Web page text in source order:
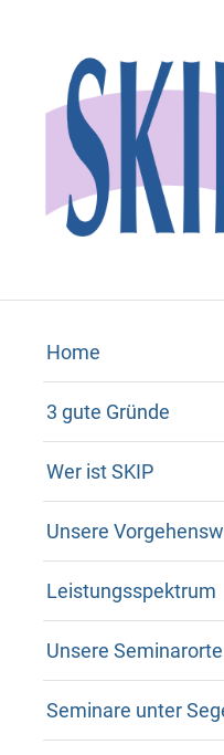
Home
3 gute Gründe
Wer ist SKIP
Unsere
Leistungsspektrum
Unsere Seminarorte
Seminare unter